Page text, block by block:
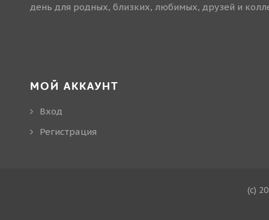
день для родных, близких, любимых, друзей и
МОЙ АККАУНТ
Вход
Регистрация
(c)